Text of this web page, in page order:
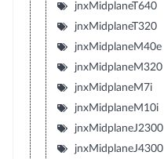
jnxMidplaneT640
jnxMidplaneT320
jnxMidplaneM40e
jnxMidplaneM320
jnxMidplaneM7i
jnxMidplaneM10i
jnxMidplaneJ2300
jnxMidplaneJ4300